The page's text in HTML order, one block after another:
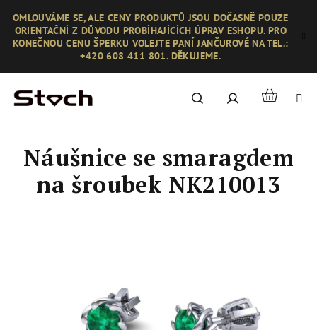
obsah
OMLOUVÁME SE, ALE CENY PRODUKTŮ JSOU DOČASNĚ POUZE
ORIENTAČNÍ Z DŮVODU PROBÍHAJÍCÍCH ÚPRAV ESHOPU. PRO
KONEČNOU CENU ŠPERKU VOLEJTE PANÍ JANČUROVÉ NA TEL.:
+420 608 411 801. DĚKUJEME.
Hledat PřihlášeníNákupní
Náušnice se smaragdem
na šroubek NK210013